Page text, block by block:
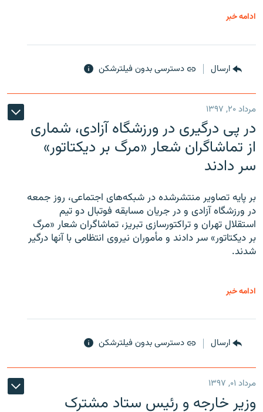
ادامه خبر
ارسال دسترسی بدون فیلترشکن
مرداد ۲۰, ۱۳۹۷
در پی درگیری در ورزشگاه آزادی، شماری
از تماشاگران شعار «مرگ بر دیکتاتور»
سر دادند
بر پایه تصاویر منتشرشده در شبکه‌های اجتماعی، روز جمعه
در ورزشگاه آزادی و در جریان مسابقه فوتبال دو تیم
استقلال تهران و تراکتورسازی تبریز، تماشاگران شعار «مرگ
بر دیکتاتور» سر دادند و مأموران نیروی انتظامی با آنها درگیر
شدند.
ادامه خبر
ارسال دسترسی بدون فیلترشکن
مرداد ۰۱, ۱۳۹۷
وزیر خارجه و رئیس‌ ستاد مشترک